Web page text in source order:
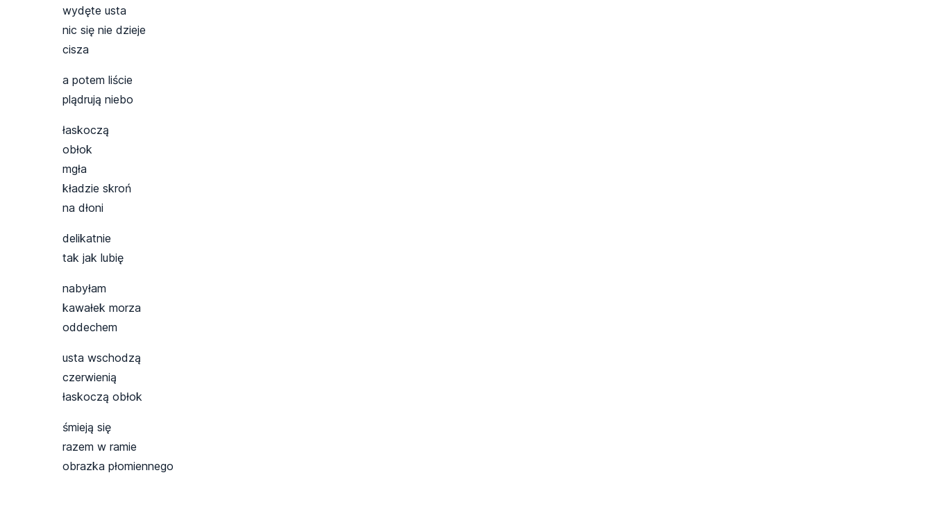
wydęte usta
nic się nie dzieje
cisza
a potem liście
plądrują niebo
łaskoczą
obłok
mgła
kładzie skroń
na dłoni
delikatnie
tak jak lubię
nabyłam
kawałek morza
oddechem
usta wschodzą
czerwienią
łaskoczą obłok
śmieją się
razem w ramie
obrazka płomiennego